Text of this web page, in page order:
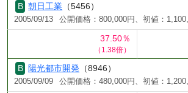
朝日工業 （5456）
2005/09/13 公開価格：800,000円、初値：
37.50％
（1.38倍）
陽光都市開発 （8946）
2005/09/09 公開価格：480,000円、初値：